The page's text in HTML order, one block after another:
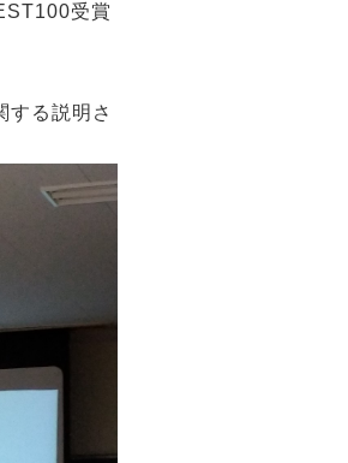
受賞
する説明さ